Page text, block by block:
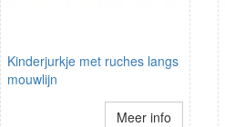
Kinderjurkje met ruches langs
mouwlijn
Meer info